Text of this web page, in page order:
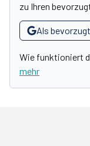
zu Ihren
Als
Wie funktioniert
mehr